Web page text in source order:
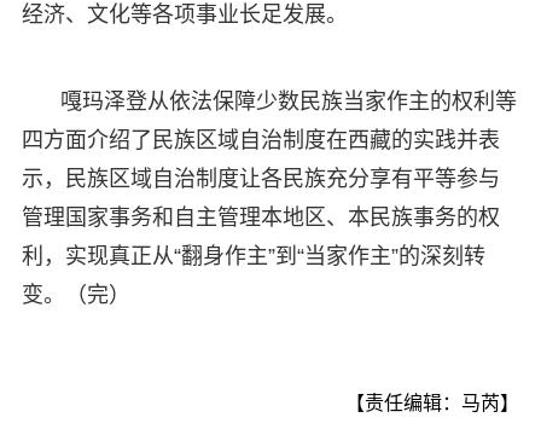
经济、文化等各项事业长足发展。
嘎玛泽登从依法保障少数民族当家作主的权利等
四方面介绍了民族区域自治制度在西藏的实践并表
示，民族区域自治制度让各民族充分享有平等参与
管理国家事务和自主管理本地区、本民族事务的权
利，实现真正从“翻身作主”到“当家作主”的深刻转
变。（完）
【责任编辑：马芮】